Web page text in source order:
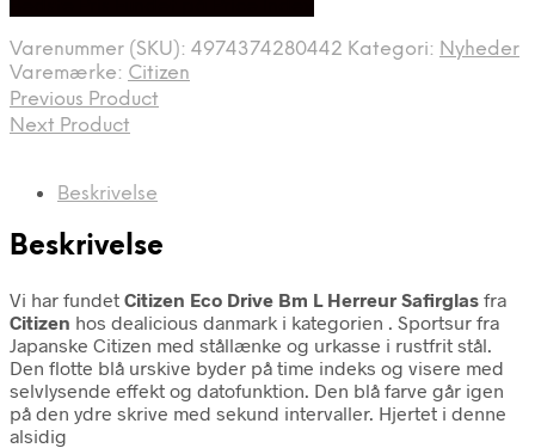
Varenummer (SKU): 4974374280442 Kategori: Nyheder
Varemærke: Citizen
Previous Product
Next Product
Beskrivelse
Beskrivelse
Vi har fundet Citizen Eco Drive Bm L Herreur Safirglas fra
Citizen hos dealicious danmark i kategorien . Sportsur fra
Japanske Citizen med stållænke og urkasse i rustfrit stål.
Den flotte blå urskive byder på time indeks og visere med
selvlysende effekt og datofunktion. Den blå farve går igen
på den ydre skrive med sekund intervaller. Hjertet i denne
alsidig